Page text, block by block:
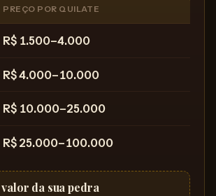
PREÇO POR QUILATE
R$ 1.500–4.000
R$ 4.000–10.000
R$ 10.000–25.000
R$ 25.000–100.000
da sua pedra